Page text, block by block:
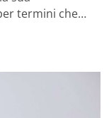
termini che…